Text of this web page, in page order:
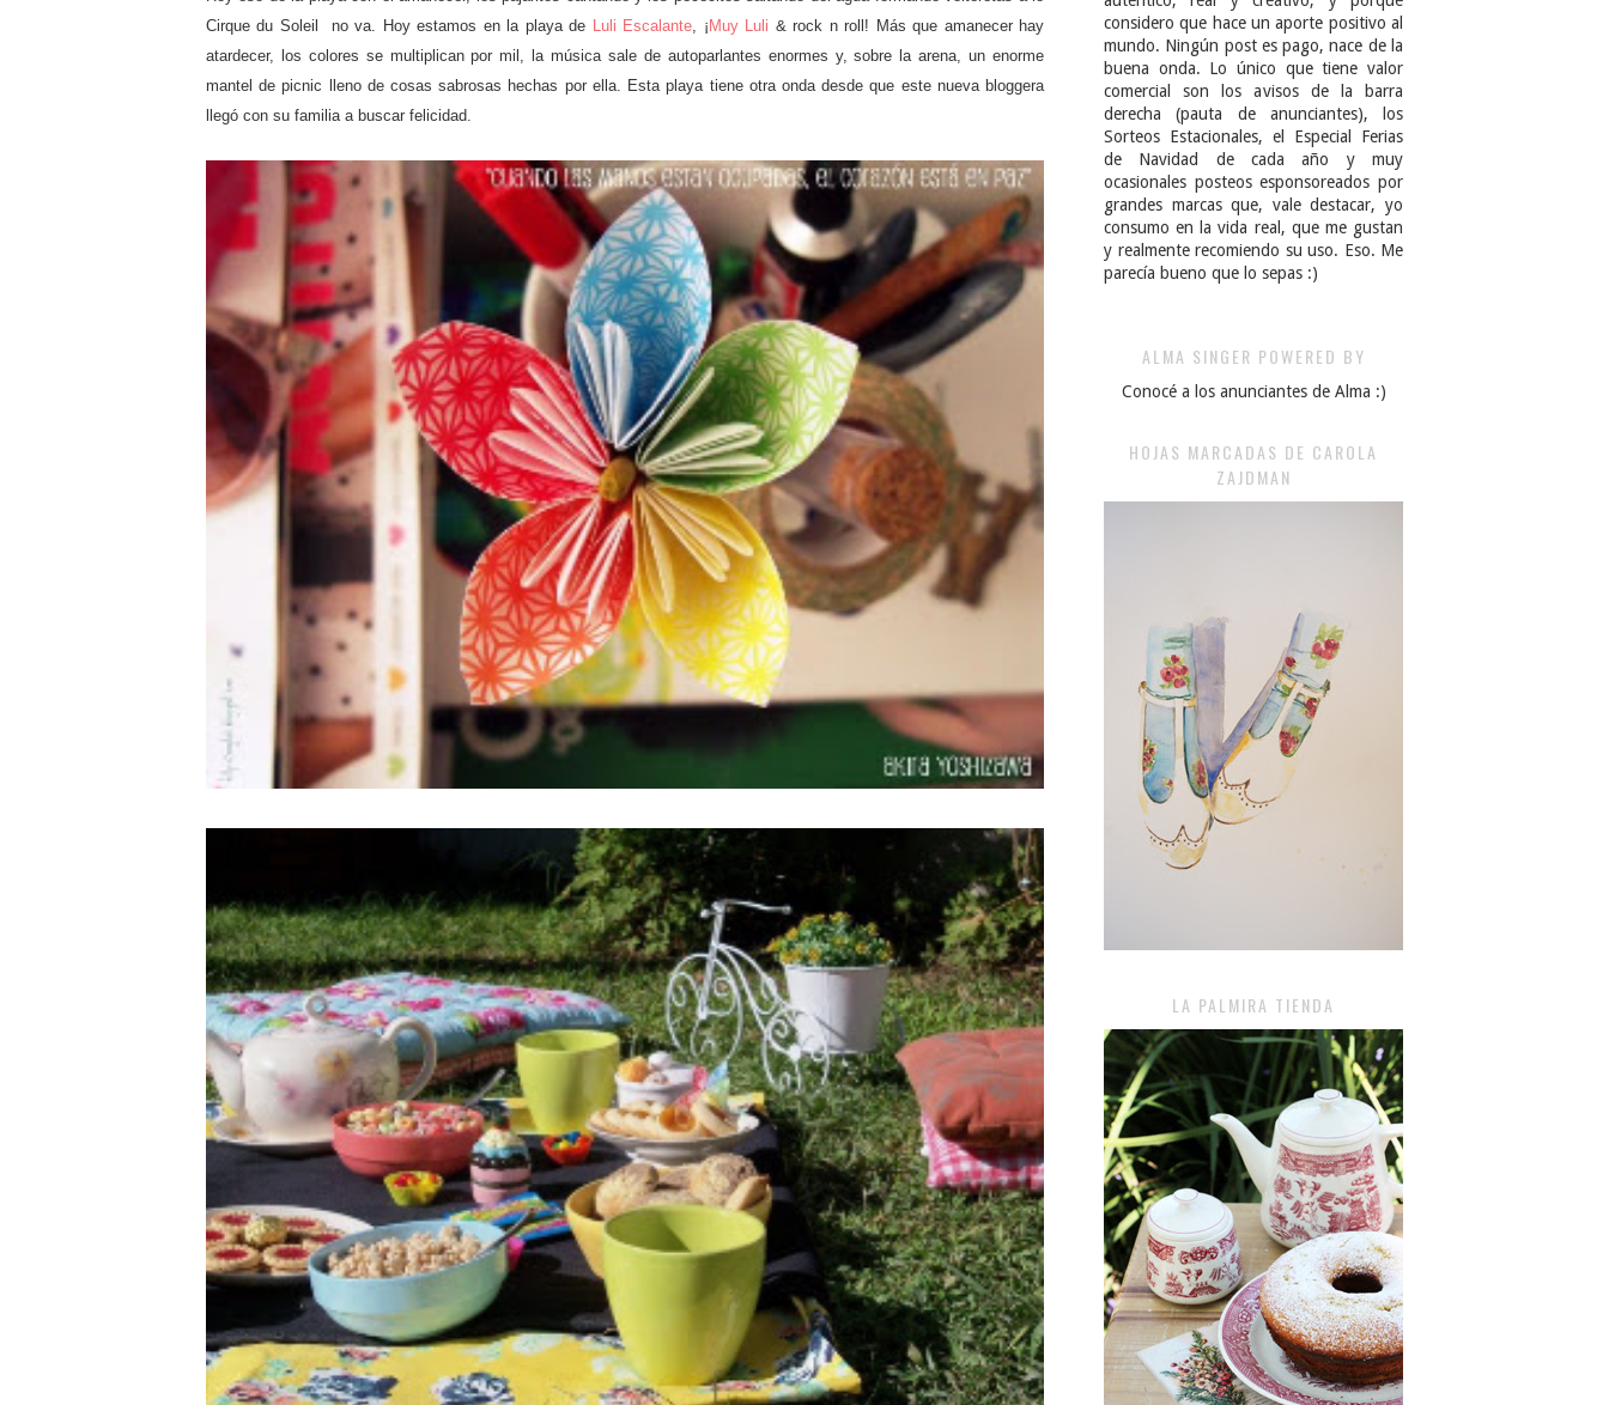
Cirque du Soleil no va. Hoy estamos en la playa de Luli Escalante, ¡ Muy Luli & rock n roll! Más que amanecer hay
atardecer, los colores se multiplican por mil, la música sale de autoparlantes enormes y, sobre la arena, un enorme
mantel de picnic lleno de cosas sabrosas hechas por ella. Esta playa tiene otra onda desde que este nueva bloggera
llegó con su familia a buscar felicidad.
considero que hace un aporte positivo al
mundo. Ningún post es pago, nace de la
buena onda. Lo único que tiene valor
comercial son los avisos de la barra
derecha (pauta de anunciantes), los
Sorteos Estacionales, el Especial Ferias
de Navidad de cada año y muy
ocasionales posteos esponsoreados por
grandes marcas que, vale destacar, yo
consumo en la vida real, que me gustan
y realmente recomiendo su uso. Eso. Me
parecía bueno que lo sepas :)
ALMA SINGER POWERED BY
Conocé a los anunciantes de Alma :)
HOJAS MARCADAS DE CAROLA
ZAJDMAN
LA PALMIRA TIENDA